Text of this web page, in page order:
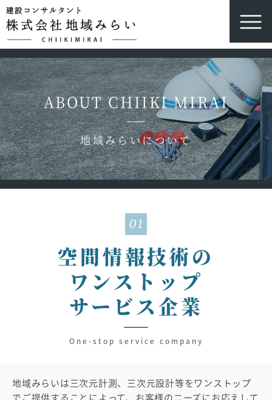
ABOUT CHIIKI MIRAI
地域みらいについて
空間情報技術の
ワンストップ
サービス企業
One-stop service company
地域みらいは三次元計測、三次元設計等をワンストップ
でご提供することによって、お客様のニーズにお応えして